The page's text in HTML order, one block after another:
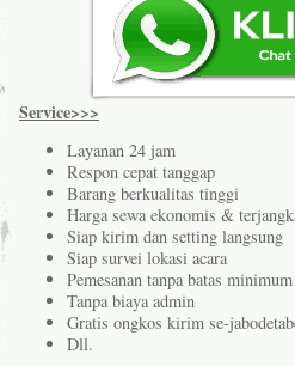
Service>>>
Layanan 24 jam
Respon cepat tanggap
Barang berkualitas tinggi
Harga sewa ekonomis &
Siap kirim dan setting langsung
Siap survei lokasi acara
Pemesanan tanpa batas minimum
Tanpa biaya admin
Gratis ongkos kirim se-
Dll.